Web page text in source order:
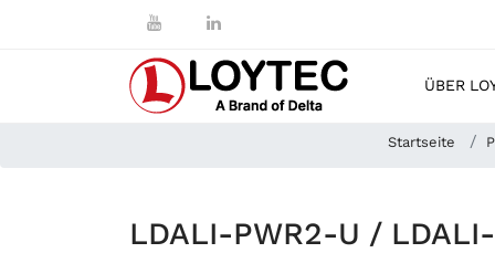
ÜBER
Startseite
LDALI-PWR2-U /